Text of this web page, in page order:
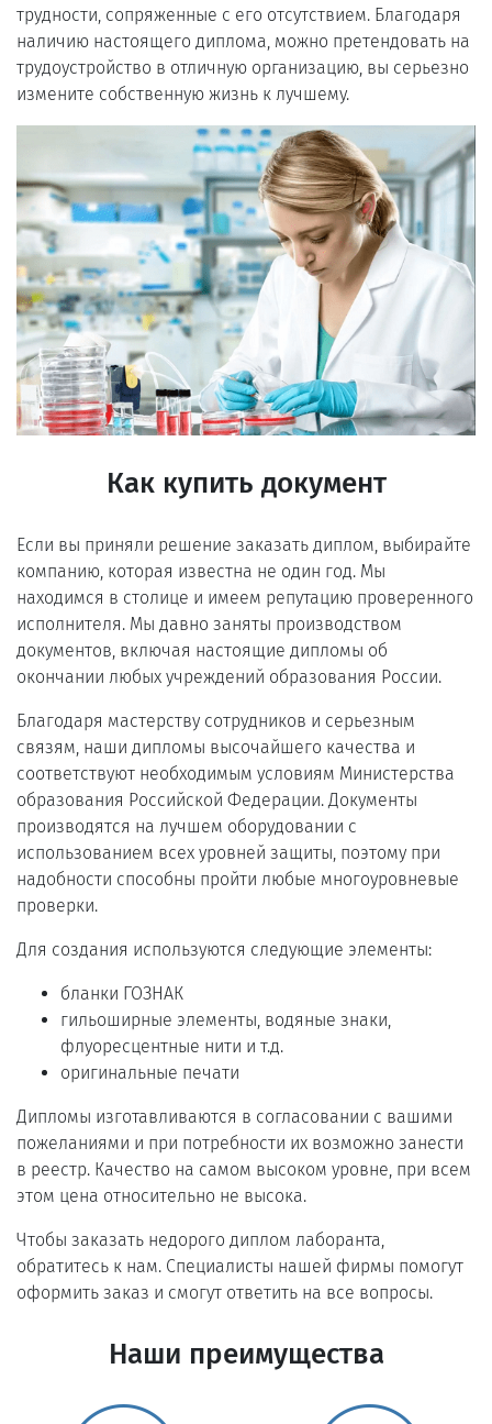
трудности, сопряженные с его отсутствием. Благодаря
наличию настоящего диплома, можно претендовать на
трудоустройство в отличную организацию, вы серьезно
измените собственную жизнь к лучшему.
Как купить документ
Если вы приняли решение заказать диплом, выбирайте
компанию, которая известна не один год. Мы
находимся в столице и имеем репутацию проверенного
исполнителя. Мы давно заняты производством
документов, включая настоящие дипломы об
окончании любых учреждений образования России.
Благодаря мастерству сотрудников и серьезным
связям, наши дипломы высочайшего качества и
соответствуют необходимым условиям Министерства
образования Российской Федерации. Документы
производятся на лучшем оборудовании с
использованием всех уровней защиты, поэтому при
надобности способны пройти любые многоуровневые
проверки.
Для создания используются следующие элементы:
бланки ГОЗНАК
гильоширные элементы, водяные знаки,
флуоресцентные нити и т.д.
оригинальные печати
Дипломы изготавливаются в согласовании с вашими
пожеланиями и при потребности их возможно занести
в реестр. Качество на самом высоком уровне, при всем
этом цена относительно не высока.
Чтобы заказать недорого диплом лаборанта,
обратитесь к нам. Специалисты нашей фирмы помогут
оформить заказ и смогут ответить на все вопросы.
Наши преимущества